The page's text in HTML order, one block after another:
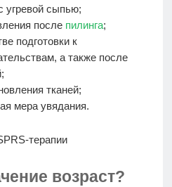
угревой сыпью;
после пилинга;
подготовки к
а также после
тканей;
мера увядания.
возраст?